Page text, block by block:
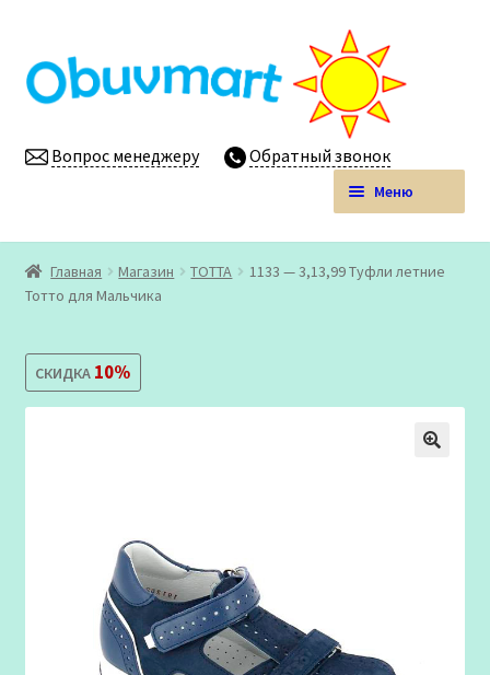
к
навигации
к
содержимому
Вопрос менеджеру Обратный звонок
Меню
Obuvmart.pro | Детская обувь мелким оптом
Магазин
Личный кабинет
Главная Магазин ТОТТА
1133 — 3,13,99 Туфли летние
Тотто для Мальчика
СКИДКА 10%